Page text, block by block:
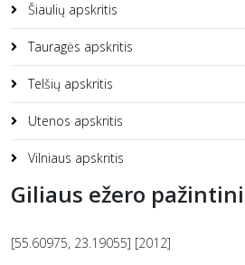
Šiaulių apskritis
Tauragės apskritis
Telšių apskritis
Utenos apskritis
Vilniaus apskritis
Giliaus ežero
[55.60975, 23.19055] [2012]